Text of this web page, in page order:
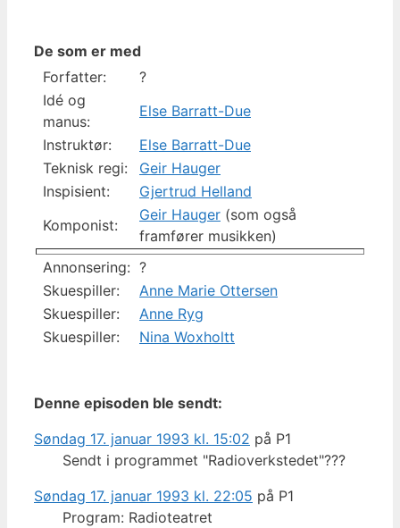
De som er med
Forfatter:
?
Idé og
manus:
Else Barratt-Due
Instruktør:
Else Barratt-Due
Teknisk regi:
Geir Hauger
Inspisient:
Gjertrud Helland
Komponist:
Geir Hauger (som også
framfører musikken)
Annonsering: ?
Skuespiller:
Anne Marie Ottersen
Skuespiller:
Anne Ryg
Skuespiller:
Nina Woxholtt
Denne episoden ble sendt:
Søndag 17. januar 1993 kl. 15:02 på P1
Sendt i programmet "Radioverkstedet"???
Søndag 17. januar 1993 kl. 22:05 på P1
Program: Radioteatret